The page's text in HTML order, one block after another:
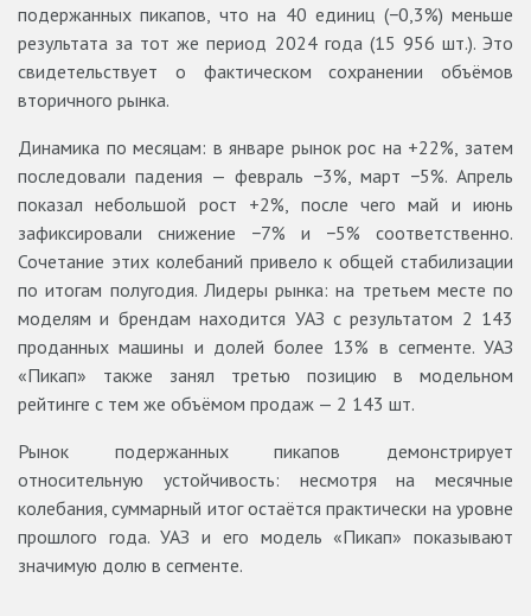
подержанных пикапов, что на 40 единиц (−0,3%) меньше
результата за тот же период 2024 года (15 956 шт.). Это
свидетельствует о фактическом сохранении объёмов
вторичного рынка.
Динамика по месяцам: в январе рынок рос на +22%, затем
последовали падения — февраль −3%, март −5%. Апрель
показал небольшой рост +2%, после чего май и июнь
зафиксировали снижение −7% и −5% соответственно.
Сочетание этих колебаний привело к общей стабилизации
по итогам полугодия. Лидеры рынка: на третьем месте по
моделям и брендам находится УАЗ с результатом 2 143
проданных машины и долей более 13% в сегменте. УАЗ
«Пикап» также занял третью позицию в модельном
рейтинге с тем же объёмом продаж — 2 143 шт.
Рынок подержанных пикапов демонстрирует
относительную устойчивость: несмотря на месячные
колебания, суммарный итог остаётся практически на уровне
прошлого года. УАЗ и его модель «Пикап» показывают
значимую долю в сегменте.